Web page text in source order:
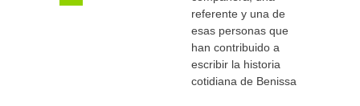
referente y una de
esas personas que
han contribuido a
escribir la historia
cotidiana de Benissa